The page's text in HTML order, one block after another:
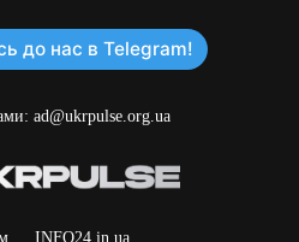
до нас в Telegram!
ad@ukrpulse.org.ua
INFO24.in.ua